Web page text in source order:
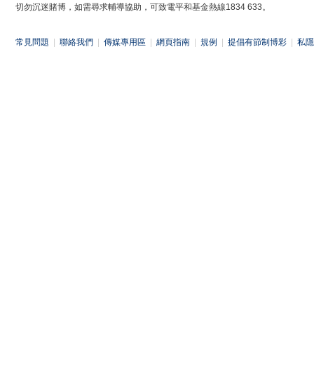
切勿沉迷賭博，如需尋求輔導協助，可致電平和基金熱線1834 633。
常見問題 聯絡我們 傳媒專用區 網頁指南 規例 提倡有節制博彩 私